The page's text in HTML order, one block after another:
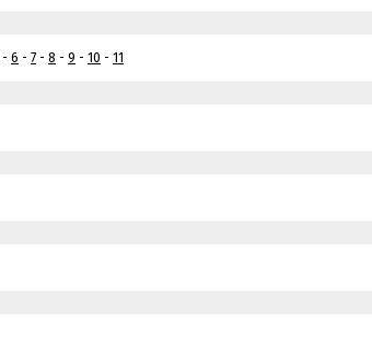
- 6 - 7 - 8 - 9 - 10 - 11